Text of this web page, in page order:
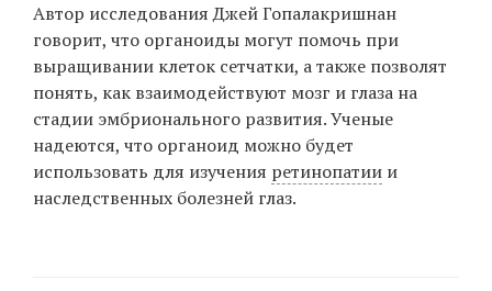
Автор исследования Джей Гопалакришнан
говорит, что органоиды могут помочь при
выращивании клеток сетчатки, а также позволят
понять, как взаимодействуют мозг и глаза на
стадии эмбрионального развития. Ученые
надеются, что органоид можно будет
использовать для изучения ретинопатии и
наследственных болезней глаз.